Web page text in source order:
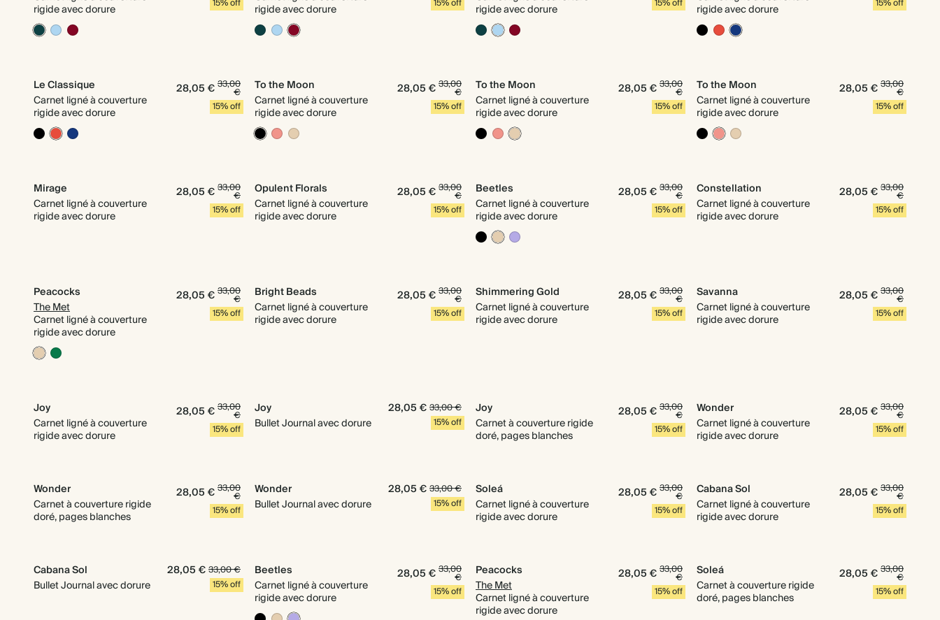
rigide avec dorure
15% off
rigide avec dorure
15% off
rigide avec dorure
15% off
rigide avec dorure
15% off
Le Classique
Carnet ligné à couverture
rigide avec dorure
28,05 €33,00
€
15% off
To the Moon
Carnet ligné à couverture
rigide avec dorure
28,05 €33,00
€
15% off
To the Moon
Carnet ligné à couverture
rigide avec dorure
28,05 €33,00
€
15% off
To the Moon
Carnet ligné à couverture
rigide avec dorure
28,05 €33,00
€
15% off
Mirage
Carnet ligné à couverture
rigide avec dorure
28,05 €33,00
€
15% off
Opulent Florals
Carnet ligné à couverture
rigide avec dorure
28,05 €33,00
€
15% off
Beetles
Carnet ligné à couverture
rigide avec dorure
28,05 €33,00
€
15% off
Constellation
Carnet ligné à couverture
rigide avec dorure
28,05 €33,00
€
15% off
Peacocks
The Met
Carnet ligné à couverture
rigide avec dorure
28,05 €33,00
€
15% off
Bright Beads
Carnet ligné à couverture
rigide avec dorure
28,05 €33,00
€
15% off
Shimmering Gold
Carnet ligné à couverture
rigide avec dorure
28,05 €33,00
€
15% off
Savanna
Carnet ligné à couverture
rigide avec dorure
28,05 €33,00
€
15% off
Joy
Carnet ligné à couverture
rigide avec dorure
28,05 €33,00
€
15% off
Joy
Bullet Journal avec dorure
28,05 €33,00 €
15% off
Joy
Carnet à couverture rigide
doré, pages blanches
28,05 €33,00
€
15% off
Wonder
Carnet ligné à couverture
rigide avec dorure
28,05 €33,00
€
15% off
Wonder
Carnet à couverture rigide
doré, pages blanches
28,05 €33,00
€
15% off
Wonder
Bullet Journal avec dorure
28,05 €33,00 €
15% off
Soleá
Carnet ligné à couverture
rigide avec dorure
28,05 €33,00
€
15% off
Cabana Sol
Carnet ligné à couverture
rigide avec dorure
28,05 €33,00
€
15% off
Cabana Sol
Bullet Journal avec dorure
28,05 €33,00 €
15% off
Beetles
Carnet ligné à couverture
rigide avec dorure
28,05 €33,00
€
15% off
Peacocks
The Met
Carnet ligné à couverture
rigide avec dorure
28,05 €33,00
€
15% off
Soleá
Carnet à couverture rigide
doré, pages blanches
28,05 €33,00
€
15% off